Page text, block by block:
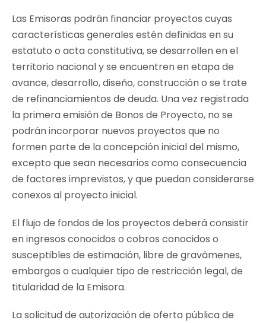
Las Emisoras podrán financiar proyectos cuyas
características generales estén definidas en su
estatuto o acta constitutiva, se desarrollen en el
territorio nacional y se encuentren en etapa de
avance, desarrollo, diseño, construcción o se trate
de refinanciamientos de deuda. Una vez registrada
la primera emisión de Bonos de Proyecto, no se
podrán incorporar nuevos proyectos que no
formen parte de la concepción inicial del mismo,
excepto que sean necesarios como consecuencia
de factores imprevistos, y que puedan considerarse
conexos al proyecto inicial.
El flujo de fondos de los proyectos deberá consistir
en ingresos conocidos o cobros conocidos o
susceptibles de estimación, libre de gravámenes,
embargos o cualquier tipo de restricción legal, de
titularidad de la Emisora.
La solicitud de autorización de oferta pública de